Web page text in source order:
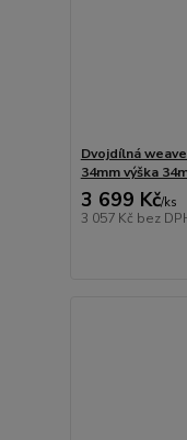
Dvojdílná
34mm výška
3 699 Kč/ks
3 057 Kč bez